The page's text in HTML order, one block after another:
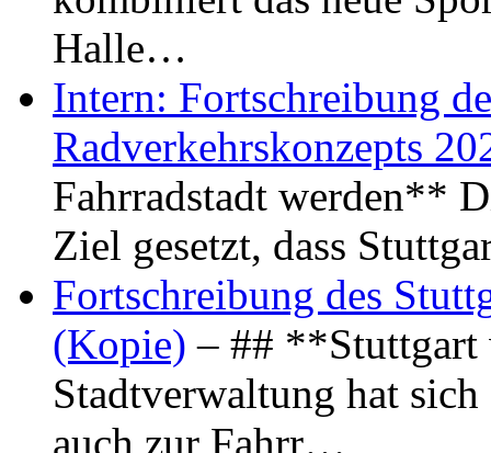
Halle…
Intern: Fortschreibung
Radverkehrskonzepts
Fahrradstadt werden**
Ziel gesetzt, dass
Fortschreibung des
(Kopie) – ## **Stuttgart
Stadtverwaltung hat
auch zur Fahrr…